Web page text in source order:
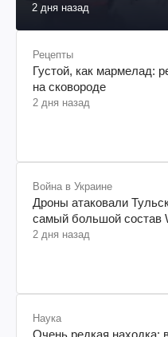
2 дня назад
Рецепты
Густой, как мармелад:
на сковороде
2 дня назад
Война в Украине
Дроны атаковали
самый большой состав
2 дня назад
Наука
Очень редкая находка: